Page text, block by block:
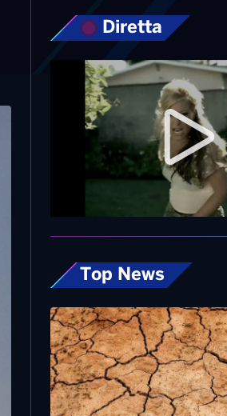
Diretta
Top News